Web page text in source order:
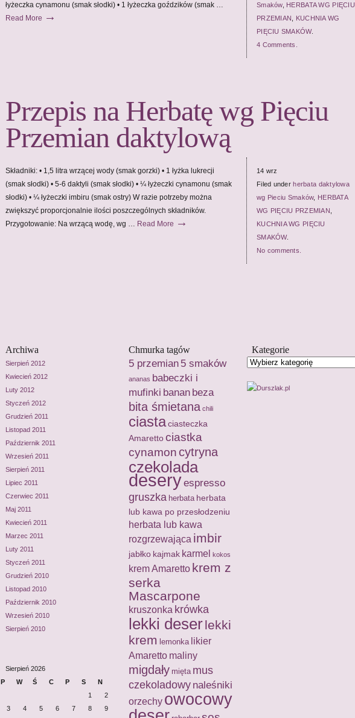
Smaków, HERBATA WG PIĘCIU
PRZEMIAN
KUCHNIA WG
PIĘCIU SMAKÓW.
4 Comments.
łyżeczka cynamonu (smak słodki) • 1 łyżeczka goździków (smak …
Read More →
Przepis na Herbatę wg Pięciu
Przemian daktylową
14 wrz
Filed underherbata daktylowa
wg Pieciu Smaków, HERBATA
WG PIĘCIU PRZEMIAN
KUCHNIA WG PIĘCIU
SMAKÓW.
No comments.
Składniki: • 1,5 litra wrzącej wody (smak gorzki) • 1 łyżka lukrecji
(smak słodki) • 5-6 daktyli (smak słodki) • ¼ łyżeczki cynamonu (smak
słodki) • ¼ łyżeczki imbiru (smak ostry) W razie potrzeby można
zwiększyć proporcjonalnie ilości poszczególnych składników.
Przygotowanie: Na wrzącą wodę, wg … Read More →
Archiwa
Sierpień 2012
Kwiecień 2012
Luty 2012
Styczeń 2012
Grudzień 2011
Listopad 2011
Październik 2011
Wrzesień 2011
Sierpień 2011
Lipiec 2011
Czerwiec 2011
Maj 2011
Kwiecień 2011
Marzec 2011
Luty 2011
Styczeń 2011
Grudzień 2010
Listopad 2010
Październik 2010
Wrzesień 2010
Sierpień 2010
Sierpień 2026
P
W Ś C P S
N
1
2
3
4 5 6 7 8 9
Chmurka tagów
5 przemian 5 smaków
ananas babeczki i
mufinki banan beza
bita śmietana chili
ciastaciasteczka
Amarettociastka
cynamoncytryna
czekolada
deseryespresso
gruszka herbata herbata
lub kawa po przesłodzeniu
herbata lub kawa
rozgrzewająca imbir
jabłko kajmak karmel kokos
krem Amaretto krem z
serka
Mascarpone
kruszonka krówka
lekki deserlekki
krem lemonka likier
Amaretto maliny
migdały mięta mus
czekoladowy naleśniki
orzechy owocowy
Kategorie